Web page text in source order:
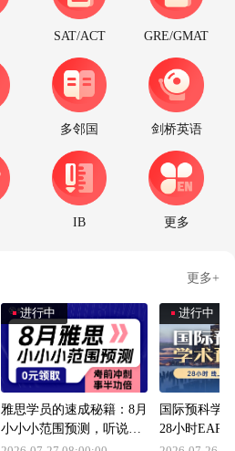
SAT/ACT GRE/GMAT
多邻国 剑桥英语
IB 更多
更多+
进行中
雅思学员的速成秘籍：8月
小小小范围预测，听说读
写精准锁定，扫码免费拿
进行中
国际预科学
28小时EAP+
班火热报名